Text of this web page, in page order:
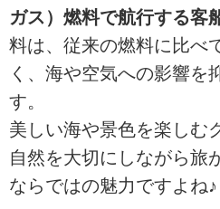
ガス）燃料で航行する客
料は、従来の燃料に比べ
く、海や空気への影響を
す。
美しい海や景色を楽しむ
自然を大切にしながら旅
ならではの魅力ですよね♪